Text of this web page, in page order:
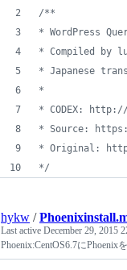
/**
* WordPress
* Compiled by
* Japanese
*
* CODEX: http://
* Source:
* Original:
*/
hykw /
Last active December 29, 2015
Phoenix:CentOS6.7に